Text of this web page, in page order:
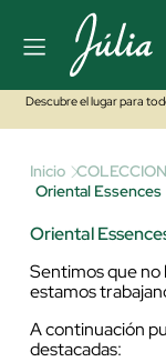
Descubre el lugar para
Inicio
Oriental Essences
Oriental
Sentimos que no
estamos
A continuación
destacadas: